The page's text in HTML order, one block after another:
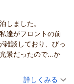
信日：2026/05/24）
ありがとうござい
をお寄せいただ
こと、スタッフ
しました。
達がフロントの前
雑談しており、びっ
景だったので…か
スタッフさんも皆
（投稿日：2026/05/19）
詳しくみる